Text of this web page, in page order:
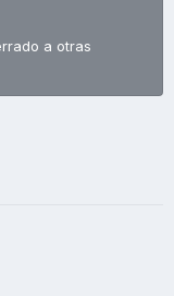
a otras